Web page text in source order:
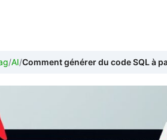
/AI/Comment générer du code SQL à